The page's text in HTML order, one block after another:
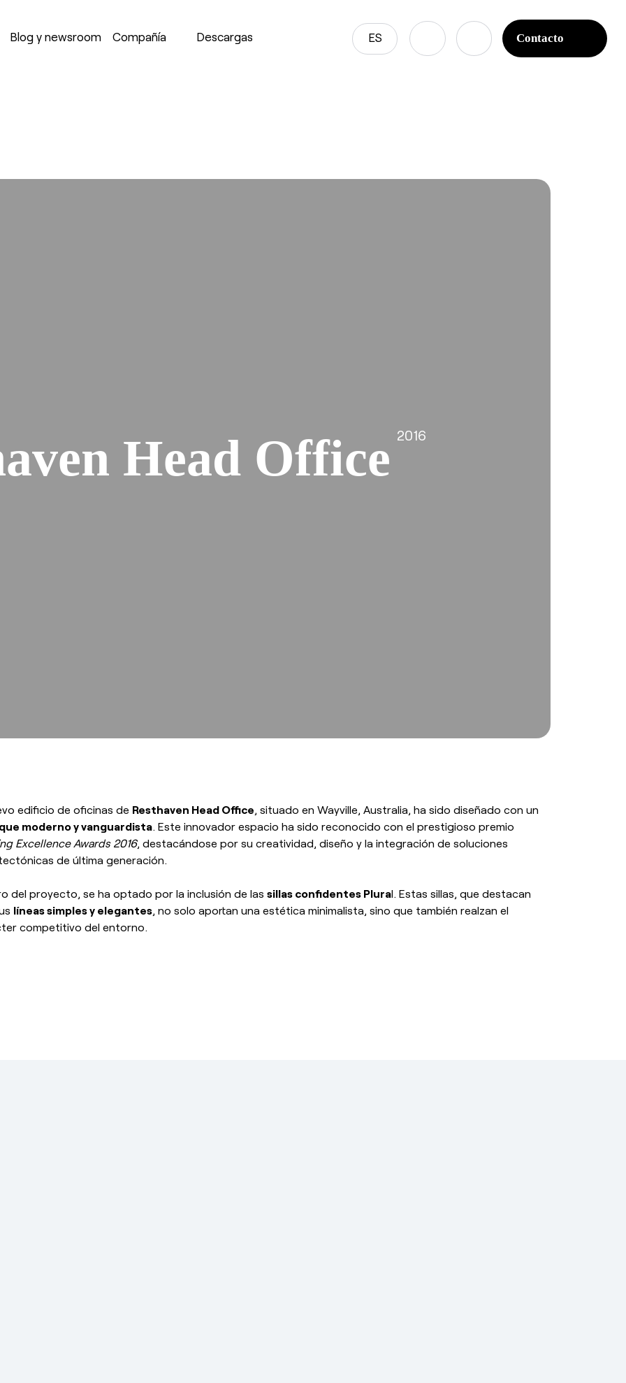
desde la versión 6.9.0! Los comentarios condicionales de IE los
1/d456559035/htdocs/forma5_test/wp-includes/functions.php
on line 6170
Blog y newsroom Compañía Descargas ES
Contacto
Contacto
Head Office2016
edificio de oficinas de Resthaven Head Office, situado en Wayville, Australia, ha sido diseñado con un
moderno y vanguardista. Este innovador espacio ha sido reconocido con el prestigioso premio
Excellence Awards 2016, destacándose por su creatividad, diseño y la integración de soluciones
de última generación.
del proyecto, se ha optado por la inclusión de las sillas confidentes Plural. Estas sillas, que destacan
líneas simples y elegantes, no solo aportan una estética minimalista, sino que también realzan el
competitivo del entorno.